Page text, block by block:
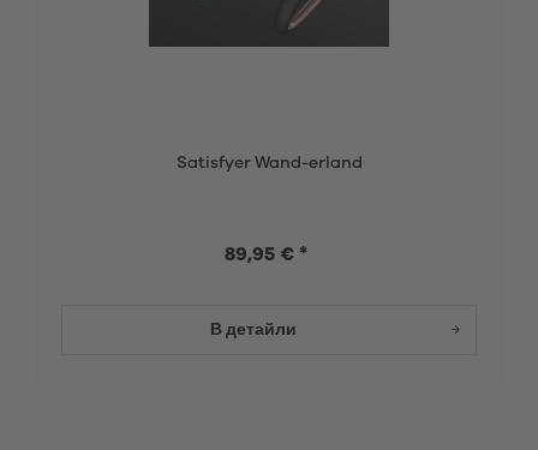
Satisfyer Wand-erland
89,95 € *
В детайли